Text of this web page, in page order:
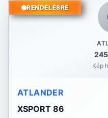
Kép
RENDELÉSRE
ATLANDER
XSPORT 86